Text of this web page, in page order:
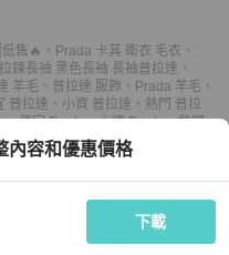
售🔥 、 Prada 卡其 衛衣 毛衣 、
鍊長袖 黑色長袖 長袖普拉達 、
羊毛 、 普拉達 服飾 、 Prada 羊毛 、
普拉達 、 小資 普拉達 、 熱門 普拉
、便宜 Prada、小資 Prada、熱門
、 便宜 服飾、小資 服飾
內容和優惠價格
下載